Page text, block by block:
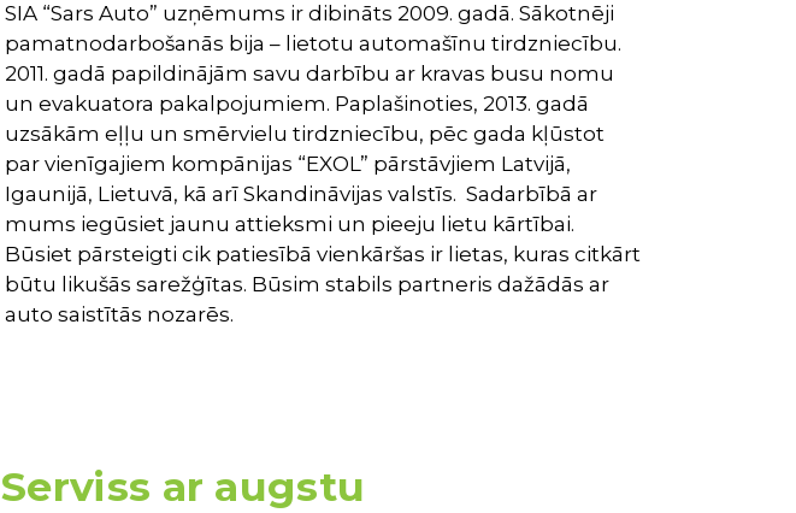
SIA “Sars Auto” uzņēmums ir dibināts 2009. gadā. Sākotnēji
pamatnodarbošanās bija – lietotu automašīnu tirdzniecību.
2011. gadā papildinājām savu darbību ar kravas busu nomu
un evakuatora pakalpojumiem. Paplašinoties, 2013. gadā
uzsākām eļļu un smērvielu tirdzniecību, pēc gada kļūstot
par vienīgajiem kompānijas “EXOL” pārstāvjiem Latvijā,
Igaunijā, Lietuvā, kā arī Skandināvijas valstīs. Sadarbībā ar
mums iegūsiet jaunu attieksmi un pieeju lietu kārtībai.
Būsiet pārsteigti cik patiesībā vienkāršas ir lietas, kuras citkārt
būtu likušās sarežģītas. Būsim stabils partneris dažādās ar
auto saistītās nozarēs.
Serviss ar augstu